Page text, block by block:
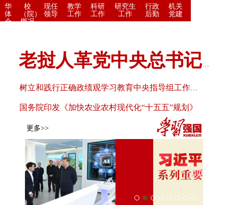
华
体
会
校
（院）
概况
现任
领导
教学
工作
科研
工作
研究生
工作
行政
后勤
机关
党建
老挝人革党中央总书记、国家主席通伦参访中央党校
树立和践行正确政绩观学习教育中央指导组工作座谈会暨继续派出…
国务院印发《加快农业农村现代化“十五五”规划》
更多>>